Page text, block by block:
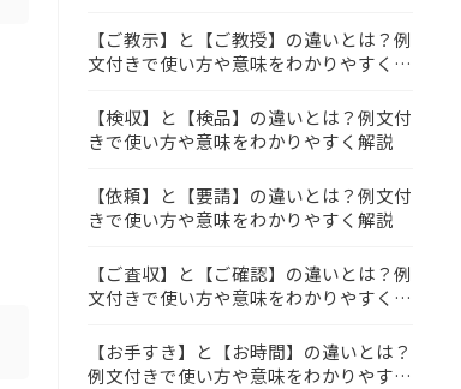
【ご教示】と【ご教授】の違いとは？例
文付きで使い方や意味をわかりやすく解
【検収】と【検品】の違いとは？例文付
きで使い方や意味をわかりやすく解説
【依頼】と【要請】の違いとは？例文付
きで使い方や意味をわかりやすく解説
【ご査収】と【ご確認】の違いとは？例
文付きで使い方や意味をわかりやすく解
【お手すき】と【お時間】の違いとは？
例文付きで使い方や意味をわかりやすく